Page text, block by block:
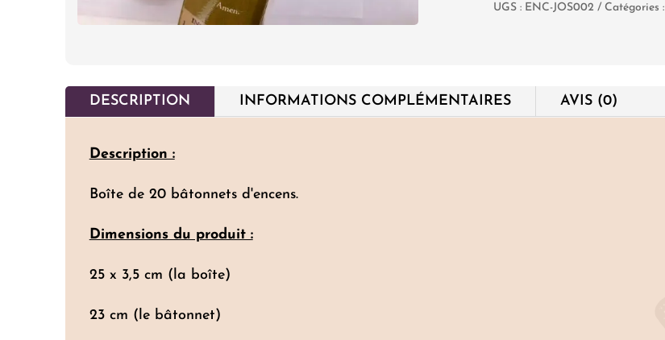
Joseph
UGS : ENC-JOS002 Catégories :
DESCRIPTION INFORMATIONS COMPLÉMENTAIRES AVIS (0)
Description :
Boîte de 20 bâtonnets d'encens.
Dimensions du produit :
25 x 3,5 cm (la boîte)
23 cm (le bâtonnet)